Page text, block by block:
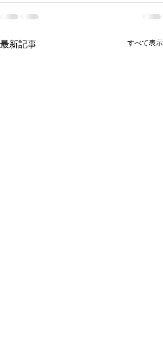
最新記事 すべて表示